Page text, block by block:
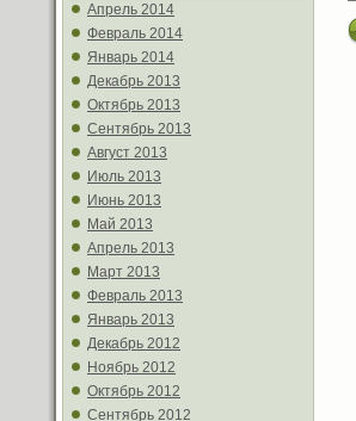
Апрель 2014
Февраль 2014
Январь 2014
Декабрь 2013
Октябрь 2013
Сентябрь 2013
Август 2013
Июль 2013
Июнь 2013
Май 2013
Апрель 2013
Март 2013
Февраль 2013
Январь 2013
Декабрь 2012
Ноябрь 2012
Октябрь 2012
Сентябрь 2012